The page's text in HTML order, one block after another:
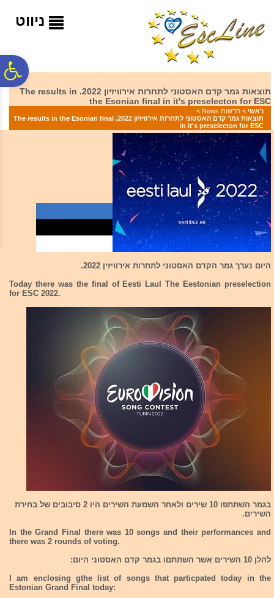
המרכזי
ניווט
תוצאות גמר קדם האסטוני לתחרות אירוויזיון 2022. The results in
the Esonian final in it's preselecton for ESC
ראשי > חדשות News
>
תוצאות גמר קדם האסטוני לתחרות אירוויזיון 2022. The results in the Esonian final
in it's preselecton for ESC
היום נערך גמר הקדם האסטוני לתחרות אירוויזין 2022.
Today there was the final of Eesti Laul The Eestonian preselection
for ESC 2022.
בגמר השתתפו 10 שירים ולאחר השמעת השירים היו 2 סיבובים של בחירת
השירים.
In the Grand Final there was 10 songs and their performances and
there was 2 rounds of voting.
להלן 10 השירים אשר השתתםו בגמר קדם האסטוני היום:
I am enclosing gthe list of songs that particpated today in the
Estonian Grand Final today: